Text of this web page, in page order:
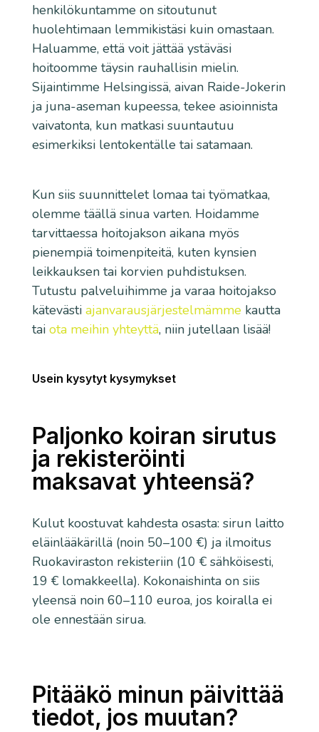
henkilökuntamme on sitoutunut
huolehtimaan lemmikistäsi kuin omastaan.
Haluamme, että voit jättää ystäväsi
hoitoomme täysin rauhallisin mielin.
Sijaintimme Helsingissä, aivan Raide-Jokerin
ja juna-aseman kupeessa, tekee asioinnista
vaivatonta, kun matkasi suuntautuu
esimerkiksi lentokentälle tai satamaan.
Kun siis suunnittelet lomaa tai työmatkaa,
olemme täällä sinua varten. Hoidamme
tarvittaessa hoitojakson aikana myös
pienempiä toimenpiteitä, kuten kynsien
leikkauksen tai korvien puhdistuksen.
Tutustu palveluihimme ja varaa hoitojakso
kätevästi ajanvarausjärjestelmämme kautta
tai ota meihin yhteyttä, niin jutellaan lisää!
Usein kysytyt kysymykset
Paljonko koiran sirutus
ja rekisteröinti
maksavat yhteensä?
Kulut koostuvat kahdesta osasta: sirun laitto
eläinlääkärillä (noin 50–100 €) ja ilmoitus
Ruokaviraston rekisteriin (10 € sähköisesti,
19 € lomakkeella). Kokonaishinta on siis
yleensä noin 60–110 euroa, jos koiralla ei
ole ennestään sirua.
Pitääkö minun päivittää
tiedot, jos muutan?